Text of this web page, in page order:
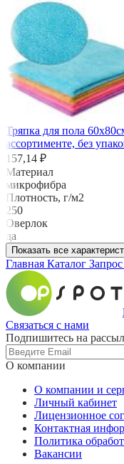
Тряпка для пола
ассортименте, без
157,14 ₽
Материал
микрофибра
Плотность, г/м2
250
Оверлок
да
Показать все
Главная Каталог
Связаться с нами
Подпишитесь на
О компании
О компании и
Личный кабинет
Лицензионное
Контактная
Политика
Вакансии